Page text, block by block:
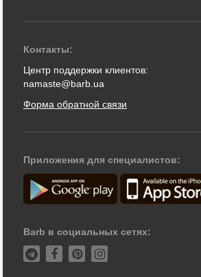
Контакты:
Центр поддержки клиентов:
namaste@barb.ua
Форма обратной связи
Приложения для специалистов:
Barb в социальных сетях: